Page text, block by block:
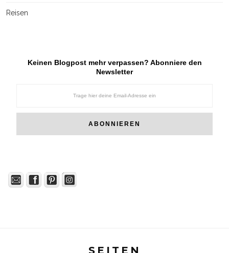
Reisen
Keinen Blogpost mehr verpassen? Abonniere den
Newsletter
SEITEN